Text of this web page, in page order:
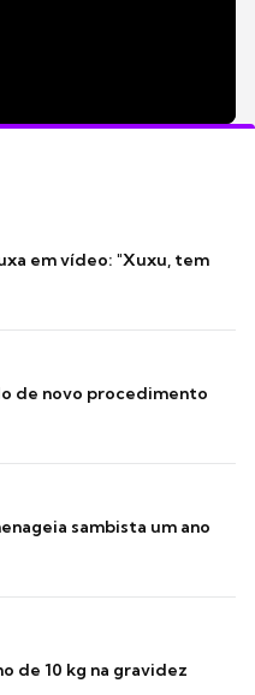
em vídeo: "Xuxu, tem
de novo procedimento
sambista um ano
de 10 kg na gravidez